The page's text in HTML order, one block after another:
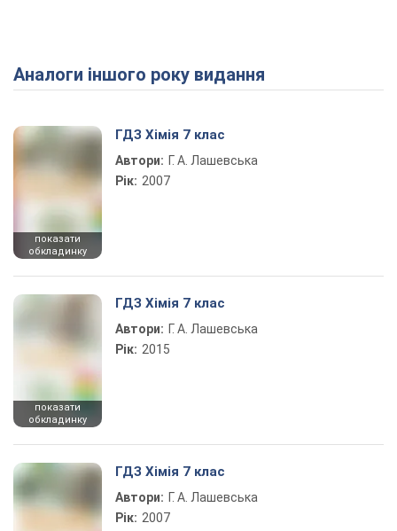
Play Video
Аналоги іншого року видання
показати
обкладинку
ГДЗ Хімія 7 клас
Автори: Г. А. Лашевська
Рік: 2007
показати
обкладинку
ГДЗ Хімія 7 клас
Автори: Г. А. Лашевська
Рік: 2015
ГДЗ Хімія 7 клас
Автори: Г. А. Лашевська
Рік: 2007